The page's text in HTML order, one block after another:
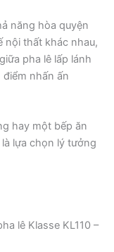
năng hòa quyện
nội thất khác nhau,
pha lê lấp lánh
nhấn ấn
hay một bếp ăn
lựa chọn lý tưởng
lê Klasse KL110 –